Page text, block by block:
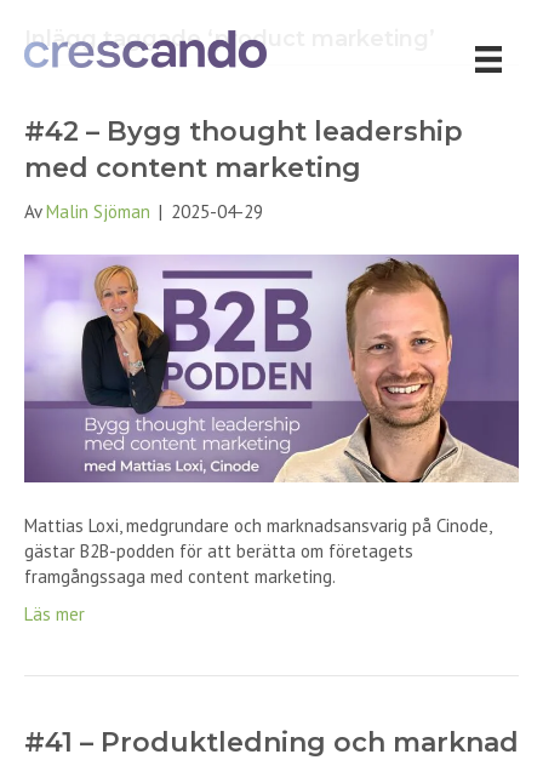
Inlägg taggade ‘product marketing’
#42 – Bygg thought leadership
med content marketing
AvMalin Sjöman | 2025-04-29
Mattias Loxi, medgrundare och marknadsansvarig på Cinode,
gästar B2B-podden för att berätta om företagets
framgångssaga med content marketing.
Läs mer
#41 – Produktledning och marknad